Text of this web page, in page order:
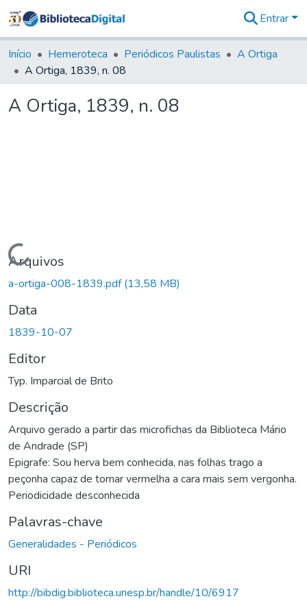
&
Coleções
Digital
Entrar
Início Hemeroteca Periódicos Paulistas
A Ortiga
A Ortiga, 1839, n. 08
A Ortiga, 1839, n. 08
Carregando...
Arquivos
a-ortiga-008-1839.pdf(13,58 MB)
Data
1839-10-07
Editor
Typ. Imparcial de Brito
Descrição
Arquivo gerado a partir das microfichas da Biblioteca Mário
de Andrade (SP)
Epigrafe: Sou herva bem conhecida, nas folhas trago a
peçonha capaz de tornar vermelha a cara mais sem vergonha.
Periodicidade desconhecida
Palavras-chave
Generalidades - Periódicos
URI
http://bibdig.biblioteca.unesp.br/handle/10/6917